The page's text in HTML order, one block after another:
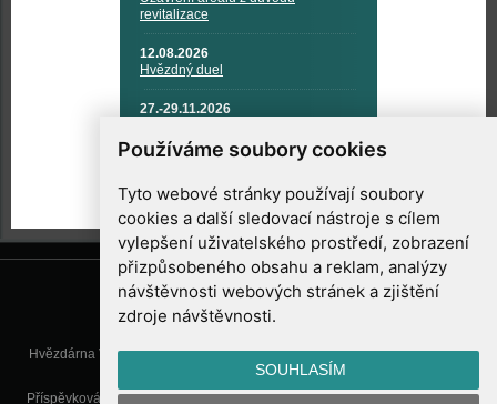
Používáme soubory cookies
Tyto webové stránky používají soubory
cookies a další sledovací nástroje s cílem
vylepšení uživatelského prostředí, zobrazení
přizpůsobeného obsahu a reklam, analýzy
návštěvnosti webových stránek a zjištění
zdroje návštěvnosti.
SOUHLASÍM
revitalizace
12.08.2026
Hvězdný duel
27.-29.11.2026
TECHNIKA A KOSMICKÉ
TECHNOLOGIE
Hvězdárna Valašské Meziříčí, příspěvková organizace, Vsetínská 78, 757
01 Valašské Meziříčí
Příspěvková organizace Zlínského kraje. Telefon:571 611 928, Mobil:777